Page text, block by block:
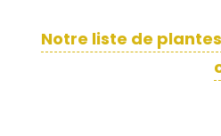
Notre liste de